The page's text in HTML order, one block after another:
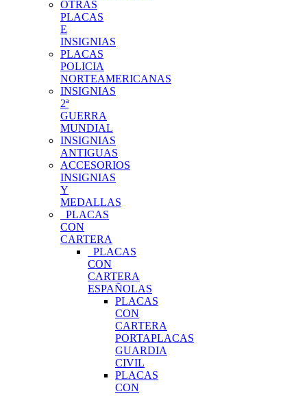
OTRAS
PLACAS
E
INSIGNIAS
PLACAS
POLICIA
NORTEAMERICANAS
INSIGNIAS
2ª
GUERRA
MUNDIAL
INSIGNIAS
ANTIGUAS
ACCESORIOS
INSIGNIAS
Y
MEDALLAS
PLACAS
CON
CARTERA
PLACAS
CON
CARTERA
ESPAÑOLAS
PLACAS
CON
CARTERA
PORTAPLACAS
GUARDIA
CIVIL
PLACAS
CON